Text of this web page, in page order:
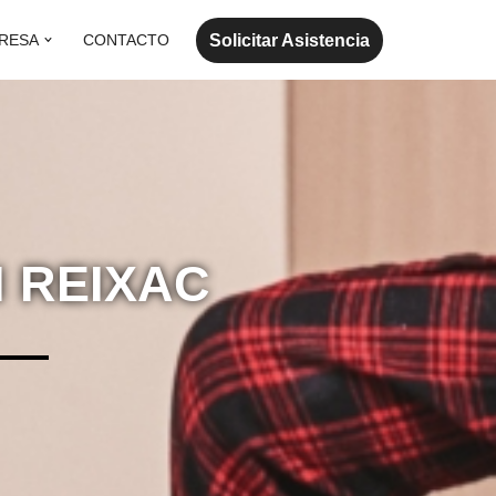
CONTACTO Solicitar Asistencia
REIXAC